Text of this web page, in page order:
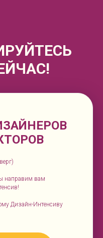
направим вам
Дизайн-Интенсиву